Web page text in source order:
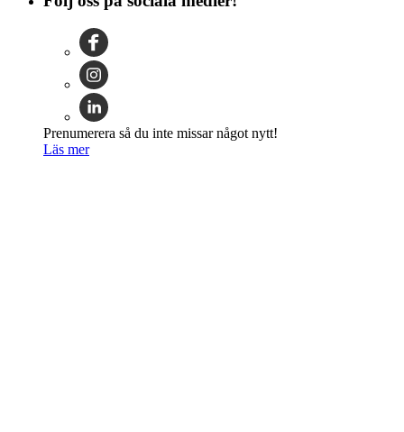
Prenumerera så du inte missar något nytt!
Läs mer